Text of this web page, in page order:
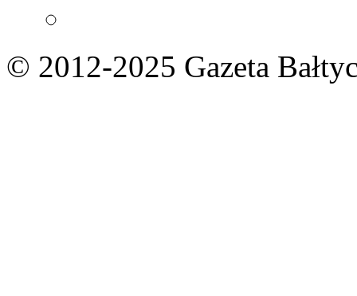
© 2012-2025 Gazeta